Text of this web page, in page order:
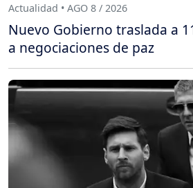
Actualidad • AGO 8 / 2026
Nuevo Gobierno traslada a
a negociaciones de paz